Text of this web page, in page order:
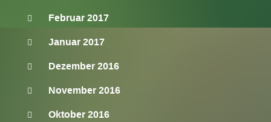
Februar 2017
Januar 2017
Dezember 2016
November 2016
Oktober 2016